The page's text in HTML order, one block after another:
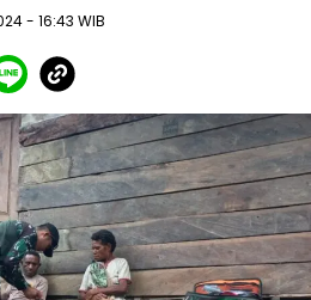
- 16:43 WIB